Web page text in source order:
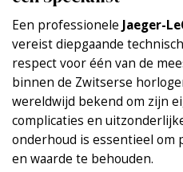
Een professionele Jaeger-
vereist diepgaande
respect voor één van de
binnen de Zwitserse
wereldwijd bekend om zijn
complicaties en
onderhoud is essentieel om
en waarde te behouden.